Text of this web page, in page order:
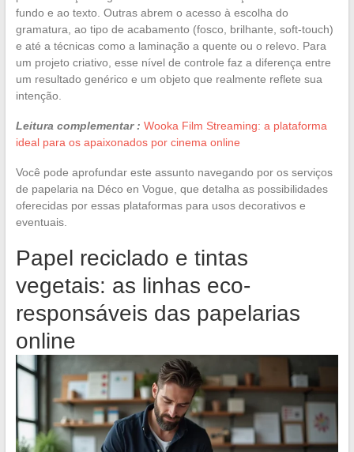
fundo e ao texto. Outras abrem o acesso à escolha do
gramatura, ao tipo de acabamento (fosco, brilhante, soft-touch)
e até a técnicas como a laminação a quente ou o relevo. Para
um projeto criativo, esse nível de controle faz a diferença entre
um resultado genérico e um objeto que realmente reflete sua
intenção.
Leitura complementar : Wooka Film Streaming: a plataforma
ideal para os apaixonados por cinema online
Você pode aprofundar este assunto navegando por os serviços
de papelaria na Déco en Vogue, que detalha as possibilidades
oferecidas por essas plataformas para usos decorativos e
eventuais.
Papel reciclado e tintas
vegetais: as linhas eco-
responsáveis das papelarias
online